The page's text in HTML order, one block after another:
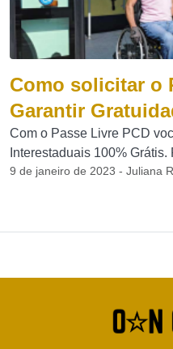
Como solicitar o
Garantir
Com o Passe Livre PCD
Interestaduais 100% Grátis.
9 de janeiro de 2023 - Juliana